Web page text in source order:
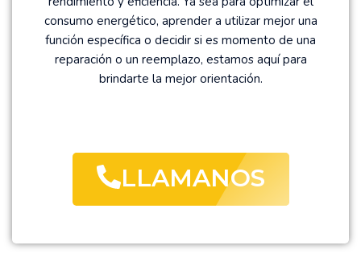
consumo energético, aprender a utilizar mejor una
función específica o decidir si es momento de una
reparación o un reemplazo, estamos aquí para
brindarte la mejor orientación.
LLAMANOS